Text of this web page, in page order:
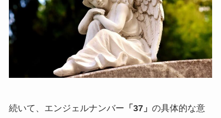
続いて、エンジェルナンバー 「37」 の具体的な意